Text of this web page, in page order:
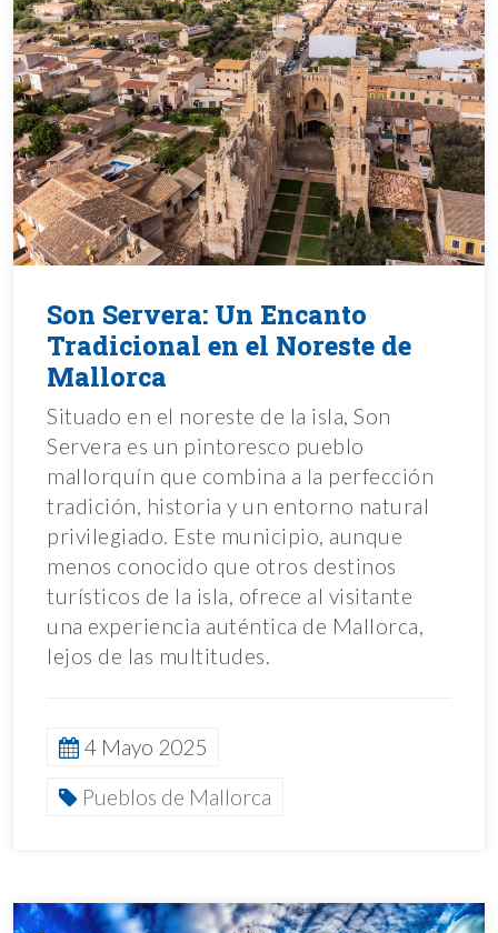
Son Servera: Un Encanto
Tradicional en el Noreste de
Mallorca
Situado en el noreste de la isla, Son
Servera es un pintoresco pueblo
mallorquín que combina a la perfección
tradición, historia y un entorno natural
privilegiado. Este municipio, aunque
menos conocido que otros destinos
turísticos de la isla, ofrece al visitante
una experiencia auténtica de Mallorca,
lejos de las multitudes.
4 Mayo 2025
Pueblos de Mallorca